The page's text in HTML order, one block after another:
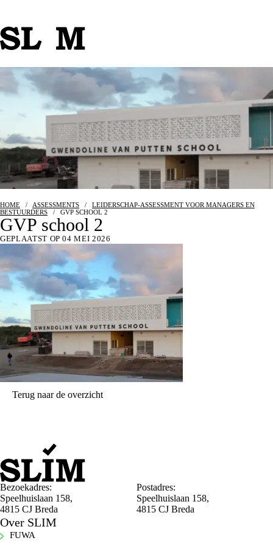
HOME / ASSESSMENTS / LEIDERSCHAP-ASSESSMENT VOOR MANAGERS EN
BESTUURDERS / GVP SCHOOL 2
GVP school 2
GEPLAATST OP 04 MEI 2026
Terug naar de overzicht
Bezoekadres:
Speelhuislaan 158,
4815 CJ Breda
Postadres:
Speelhuislaan 158,
4815 CJ Breda
Over SLIM
FUWA